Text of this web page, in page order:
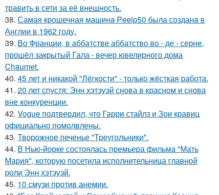
травить в сети за её внешность.
38. Самая крошечная машинa Peelp50 была созданa в
Англии в 1962 году.
39. Во Франции, в аббатстве аббатство во - де - серне,
прошёл закрытый Гала - вечер ювелирного дома
Chaumet.
40. 45 лет и никакой "Лёгкости" - только жёсткая работа.
41. 20 лет спустя: Энн хэтэуэй снова в красном и снова
вне конкуренции.
42. Vogue подтвердил, что Гарри стайлз и Зои кравиц
официально помолвлены.
43. Творожное печенье "Треугольники".
44. В Нью-йорке состоялась премьера фильма "Мать
Мария", которую посетила исполнительница главной
роли Энн хэтэуэй.
45. 10 смузи против анемии.